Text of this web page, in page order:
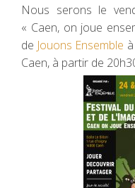
Nous serons le
« Caen, on joue
de Jouons Ensemble
Caen, à partir de